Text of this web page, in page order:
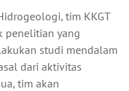
tim KKGT
penelitian yang
studi mendalam
dari aktivitas
tim akan